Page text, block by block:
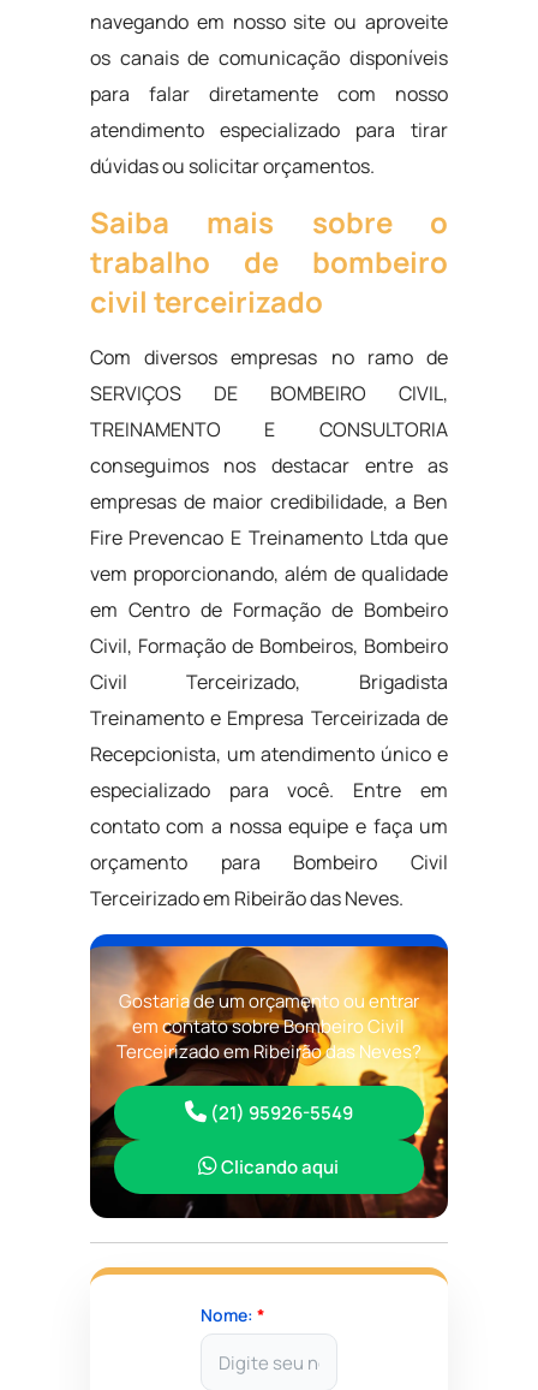
navegando em nosso site ou aproveite
os canais de comunicação disponíveis
para falar diretamente com nosso
atendimento especializado para tirar
dúvidas ou solicitar orçamentos.
Saiba mais sobre o
trabalho de bombeiro
civil terceirizado
Com diversos empresas no ramo de
SERVIÇOS DE BOMBEIRO CIVIL,
TREINAMENTO E CONSULTORIA
conseguimos nos destacar entre as
empresas de maior credibilidade, a Ben
Fire Prevencao E Treinamento Ltda que
vem proporcionando, além de qualidade
em Centro de Formação de Bombeiro
Civil, Formação de Bombeiros, Bombeiro
Civil Terceirizado, Brigadista
Treinamento e Empresa Terceirizada de
Recepcionista, um atendimento único e
especializado para você. Entre em
contato com a nossa equipe e faça um
orçamento para Bombeiro Civil
Terceirizado em Ribeirão das Neves.
Gostaria de um orçamento ou entrar
em contato sobre Bombeiro Civil
Terceirizado em Ribeirão das Neves?
(21) 95926-5549
Clicando aqui
Nome: *